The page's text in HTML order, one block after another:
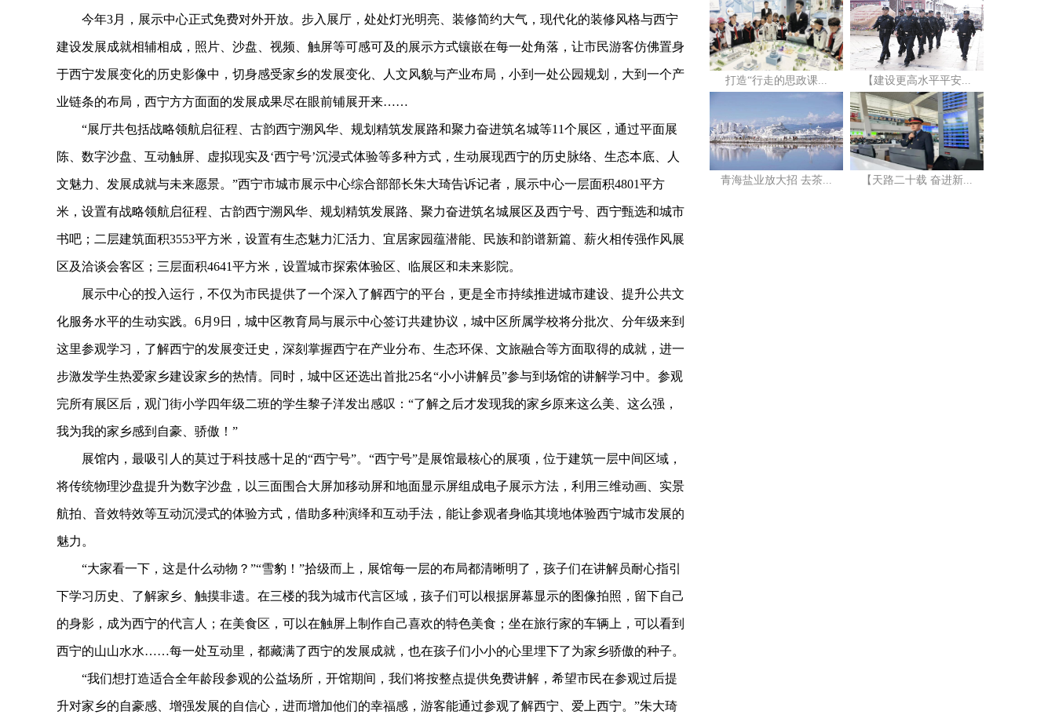
今年3月，展示中心正式免费对外开放。步入展厅，处处灯光明亮、装修简约大气，现代化的装修风格与西宁
建设发展成就相辅相成，照片、沙盘、视频、触屏等可感可及的展示方式镶嵌在每一处角落，让市民游客仿佛置身
于西宁发展变化的历史影像中，切身感受家乡的发展变化、人文风貌与产业布局，小到一处公园规划，大到一个产
业链条的布局，西宁方方面面的发展成果尽在眼前铺展开来……
“展厅共包括战略领航启征程、古韵西宁溯风华、规划精筑发展路和聚力奋进筑名城等11个展区，通过平面展
陈、数字沙盘、互动触屏、虚拟现实及‘西宁号’沉浸式体验等多种方式，生动展现西宁的历史脉络、生态本底、人
文魅力、发展成就与未来愿景。”西宁市城市展示中心综合部部长朱大琦告诉记者，展示中心一层面积4801平方
米，设置有战略领航启征程、古韵西宁溯风华、规划精筑发展路、聚力奋进筑名城展区及西宁号、西宁甄选和城市
书吧；二层建筑面积3553平方米，设置有生态魅力汇活力、宜居家园蕴潜能、民族和韵谱新篇、薪火相传强作风展
区及洽谈会客区；三层面积4641平方米，设置城市探索体验区、临展区和未来影院。
展示中心的投入运行，不仅为市民提供了一个深入了解西宁的平台，更是全市持续推进城市建设、提升公共文
化服务水平的生动实践。6月9日，城中区教育局与展示中心签订共建协议，城中区所属学校将分批次、分年级来到
这里参观学习，了解西宁的发展变迁史，深刻掌握西宁在产业分布、生态环保、文旅融合等方面取得的成就，进一
步激发学生热爱家乡建设家乡的热情。同时，城中区还选出首批25名“小小讲解员”参与到场馆的讲解学习中。参观
完所有展区后，观门街小学四年级二班的学生黎子洋发出感叹：“了解之后才发现我的家乡原来这么美、这么强，
我为我的家乡感到自豪、骄傲！”
展馆内，最吸引人的莫过于科技感十足的“西宁号”。“西宁号”是展馆最核心的展项，位于建筑一层中间区域，
将传统物理沙盘提升为数字沙盘，以三面围合大屏加移动屏和地面显示屏组成电子展示方法，利用三维动画、实景
航拍、音效特效等互动沉浸式的体验方式，借助多种演绎和互动手法，能让参观者身临其境地体验西宁城市发展的
魅力。
“大家看一下，这是什么动物？”“雪豹！”拾级而上，展馆每一层的布局都清晰明了，孩子们在讲解员耐心指引
下学习历史、了解家乡、触摸非遗。在三楼的我为城市代言区域，孩子们可以根据屏幕显示的图像拍照，留下自己
的身影，成为西宁的代言人；在美食区，可以在触屏上制作自己喜欢的特色美食；坐在旅行家的车辆上，可以看到
西宁的山山水水……每一处互动里，都藏满了西宁的发展成就，也在孩子们小小的心里埋下了为家乡骄傲的种子。
“我们想打造适合全年龄段参观的公益场所，开馆期间，我们将按整点提供免费讲解，希望市民在参观过后提
升对家乡的自豪感、增强发展的自信心，进而增加他们的幸福感，游客能通过参观了解西宁、爱上西宁。”朱大琦
打造“行走的思政课... 【建设更高水平平安...
青海盐业放大招 去茶... 【天路二十载 奋进新...